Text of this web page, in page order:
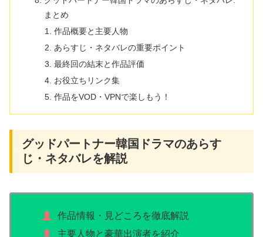
まとめ
作品概要と主要人物
あらすじ・ネタバレの重要ポイント
最終回の結末と作品評価
お役立ちリンク集
作品をVOD・VPNで楽しもう！
グッドパートナー韓国ドラマのあらす
じ・ネタバレを解説
作品情報・見どころを徹底解説
主要人物と豪華出演者を紹介